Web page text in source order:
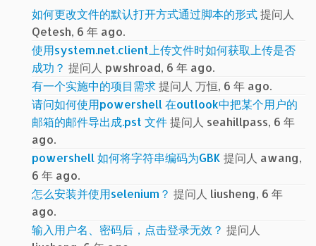
如何更改文件的默认打开方式通过脚本的形式提问人
Qetesh, 6 年 ago.
使用system.net.client上传文件时如何获取上传是否
成功？ 提问人 pwshroad, 6 年 ago.
有一个实施中的项目需求提问人 万恒, 6 年 ago.
请问如何使用powershell 在outlook中把某个用户的
邮箱的邮件导出成.pst 文件提问人 seahillpass, 6 年
ago.
powershell 如何将字符串编码为GBK 提问人 awang,
6 年 ago.
怎么安装并使用selenium？ 提问人 liusheng, 6 年
ago.
输入用户名、密码后，点击登录无效？ 提问人